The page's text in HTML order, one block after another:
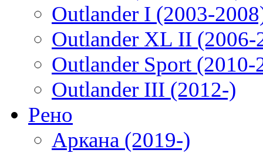
Outlander I (2003-
Outlander XL II (2006-
Outlander Sport (2010-
Outlander III (2012-)
Рено
Аркана (2019-)